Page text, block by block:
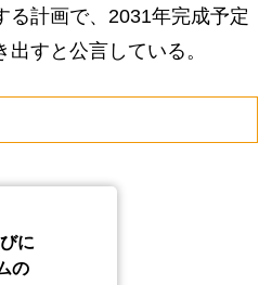
る計画で、2031年完成予定
すと公言している。
に
の